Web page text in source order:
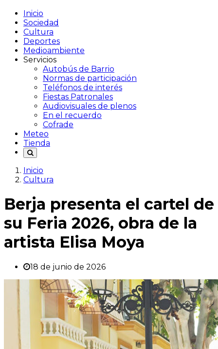
Inicio
Sociedad
Cultura
Deportes
Medioambiente
Servicios
Autobús de Barrio
Normas de participación
Teléfonos de interés
Fiestas Patronales
Audiovisuales de plenos
En el recuerdo
Cofrade
Meteo
Tienda
Inicio
Cultura
Berja presenta el cartel de
su Feria 2026, obra de la
artista Elisa Moya
18 de junio de 2026